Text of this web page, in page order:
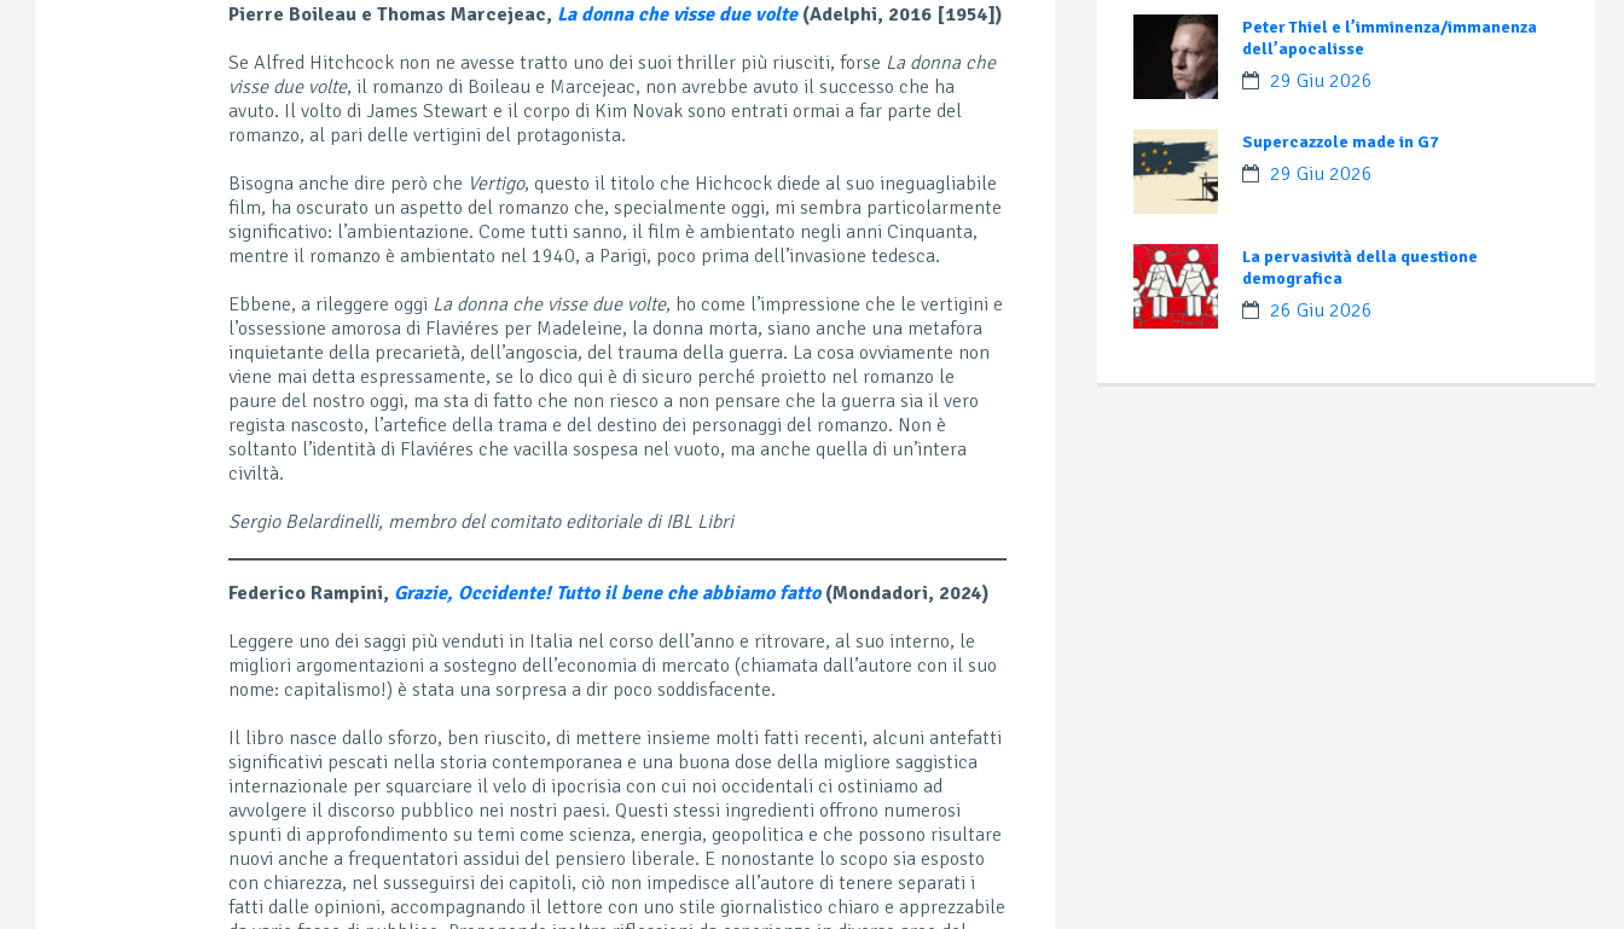
Pierre Boileau e Thomas Marcejeac, La donna che visse due volte(Adelphi, 2016 [1954])
Se Alfred Hitchcock non ne avesse tratto uno dei suoi thriller più riusciti, forse La donna che
visse due volte, il romanzo di Boileau e Marcejeac, non avrebbe avuto il successo che ha
avuto. Il volto di James Stewart e il corpo di Kim Novak sono entrati ormai a far parte del
romanzo, al pari delle vertigini del protagonista.
Bisogna anche dire però che Vertigo, questo il titolo che Hichcock diede al suo ineguagliabile
film, ha oscurato un aspetto del romanzo che, specialmente oggi, mi sembra particolarmente
significativo: l’ambientazione. Come tutti sanno, il film è ambientato negli anni Cinquanta,
mentre il romanzo è ambientato nel 1940, a Parigi, poco prima dell’invasione tedesca.
Ebbene, a rileggere oggi La donna che visse due volte, ho come l’impressione che le vertigini e
l’ossessione amorosa di Flaviéres per Madeleine, la donna morta, siano anche una metafora
inquietante della precarietà, dell’angoscia, del trauma della guerra. La cosa ovviamente non
viene mai detta espressamente, se lo dico qui è di sicuro perché proietto nel romanzo le
paure del nostro oggi, ma sta di fatto che non riesco a non pensare che la guerra sia il vero
regista nascosto, l’artefice della trama e del destino dei personaggi del romanzo. Non è
soltanto l’identità di Flaviéres che vacilla sospesa nel vuoto, ma anche quella di un’intera
civiltà.
Sergio Belardinelli, membro del comitato editoriale di IBL Libri
Federico Rampini, Grazie, Occidente! Tutto il bene che abbiamo fatto(Mondadori, 2024)
Leggere uno dei saggi più venduti in Italia nel corso dell’anno e ritrovare, al suo interno, le
migliori argomentazioni a sostegno dell’economia di mercato (chiamata dall’autore con il suo
nome: capitalismo!) è stata una sorpresa a dir poco soddisfacente.
Il libro nasce dallo sforzo, ben riuscito, di mettere insieme molti fatti recenti, alcuni antefatti
significativi pescati nella storia contemporanea e una buona dose della migliore saggistica
internazionale per squarciare il velo di ipocrisia con cui noi occidentali ci ostiniamo ad
avvolgere il discorso pubblico nei nostri paesi. Questi stessi ingredienti offrono numerosi
spunti di approfondimento su temi come scienza, energia, geopolitica e che possono risultare
nuovi anche a frequentatori assidui del pensiero liberale. E nonostante lo scopo sia esposto
con chiarezza, nel susseguirsi dei capitoli, ciò non impedisce all’autore di tenere separati i
fatti dalle opinioni, accompagnando il lettore con uno stile giornalistico chiaro e apprezzabile
Peter Thiel e l’imminenza/immanenza
dell’apocalisse
29 Giu 2026
Supercazzole made in G7
29 Giu 2026
La pervasività della questione
demografica
26 Giu 2026